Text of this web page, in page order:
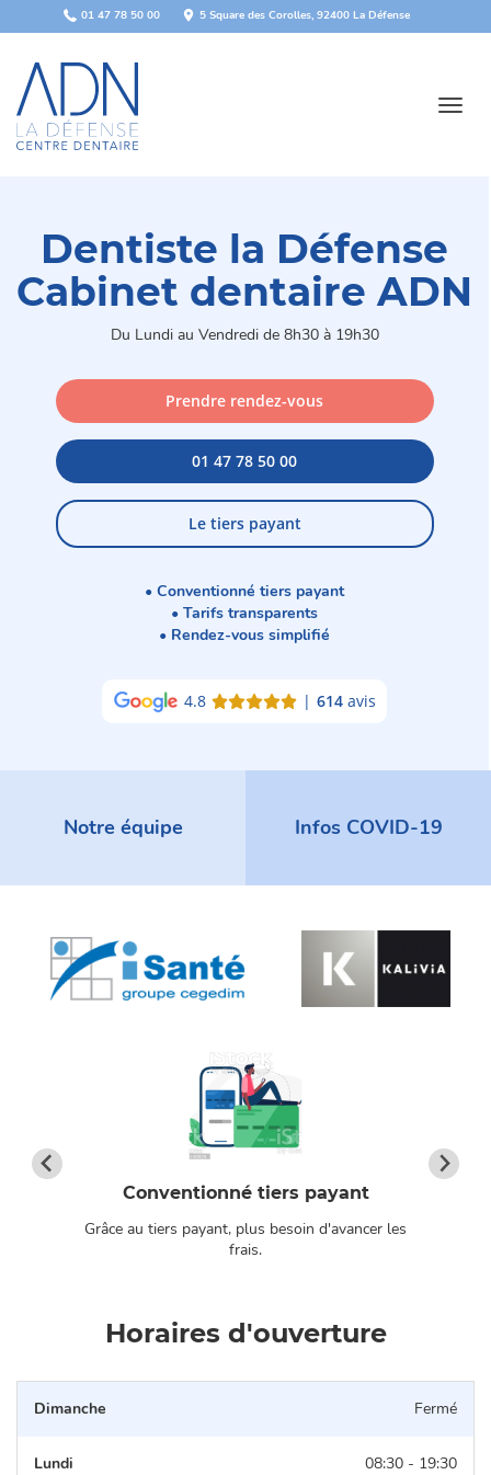
01 47 78 50 00 5 Square des Corolles, 92400 La Défense
Dentiste la Défense
Cabinet dentaire ADN
Du Lundi au Vendredi de 8h30 à 19h30
Prendre rendez-vous
01 47 78 50 00
Le tiers payant
• Conventionné tiers payant
• Tarifs transparents
• Rendez-vous simplifié
4.8 | 614 avis
Notre équipe Infos COVID-19
Conventionné tiers payant
Grâce au tiers payant, plus besoin d'avancer les
frais.
Horaires d'ouverture
Dimanche Fermé
Lundi 08:30 - 19:30
Panneau de gestion des cookies